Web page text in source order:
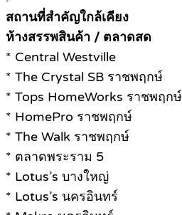
สถานที่สำคัญใกล้เคียง
ห้างสรรพสินค้า / ตลาดสด
* Central Westville
* The Crystal SB ราชพฤกษ์
* Tops HomeWorks ราชพฤกษ์
* HomePro ราชพฤกษ์
* The Walk ราชพฤกษ์
* ตลาดพระราม 5
* Lotus’s บางใหญ่
* Lotus’s นครอินทร์